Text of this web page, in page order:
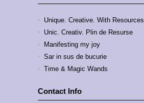
Unique. Creative. With Resources
Unic. Creativ. Plin de Resurse
Manifesting my joy
Sar in sus de bucurie
Time & Magic Wands
Contact Info